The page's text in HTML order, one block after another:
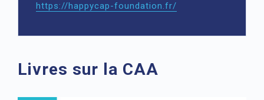
https://happycap-foundation.fr/
Livres sur la CAA